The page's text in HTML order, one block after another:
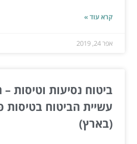
קרא עוד »
אפר 24, 2019
ביטוח נסיעות וטיסות
עשיית הביטוח בטיסות
(בארץ)